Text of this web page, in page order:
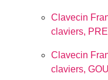
Clavecin
claviers,
Clavecin
claviers,